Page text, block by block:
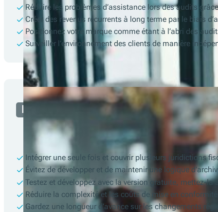
Réduire les problèmes d’assistance lors des audits
Créer des revenus récurrents à long terme par le biais
Positionnez votre marque comme étant à l’abri des
Surveiller l’environnement des clients de manière
Développeur
Intégrer une seule fois et couvrir plusieurs juridictions
Évitez de développer et de maintenir une logique
Testez et développez avec la version gratuite, mettez-la
Réduire la complexité et les coûts de mise en conformité
Gardez une longueur d’avance sur les changements